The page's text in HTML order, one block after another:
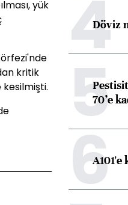
yük
kritik
4
Döviz
5
70’e
6